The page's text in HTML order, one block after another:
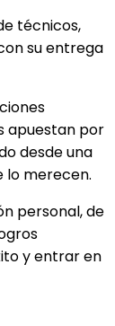
técnicos,
su entrega
apuestan por
desde una
lo merecen.
personal, de
y entrar en